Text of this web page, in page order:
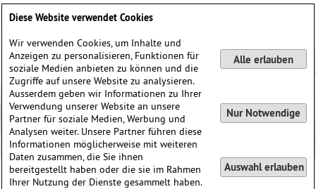
Diese Website verwendet Cookies
Wir verwenden Cookies, um Inhalte und
Anzeigen zu personalisieren, Funktionen für
soziale Medien anbieten zu können und die
Zugriffe auf unsere Website zu analysieren.
Ausserdem geben wir Informationen zu Ihrer
Verwendung unserer Website an unsere
Partner für soziale Medien, Werbung und
Analysen weiter. Unsere Partner führen diese
Informationen möglicherweise mit weiteren
Daten zusammen, die Sie ihnen
bereitgestellt haben oder die sie im Rahmen
Ihrer Nutzung der Dienste gesammelt haben.
Alle erlauben
Nur Notwendige
Auswahl erlauben